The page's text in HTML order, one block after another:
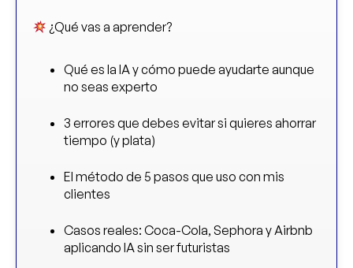
¿Qué vas a aprender?
Qué es la IA y cómo puede ayudarte aunque
no seas experto
3 errores que debes evitar si quieres ahorrar
tiempo (y plata)
El método de 5 pasos que uso con mis
clientes
Casos reales: Coca-Cola, Sephora y Airbnb
aplicando IA sin ser futuristas